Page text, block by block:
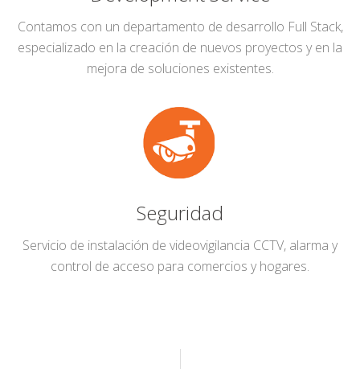
Contamos con un departamento de desarrollo Full Stack,
especializado en la creación de nuevos proyectos y en la
mejora de soluciones existentes.
Seguridad
Servicio de instalación de videovigilancia CCTV, alarma y
control de acceso para comercios y hogares.